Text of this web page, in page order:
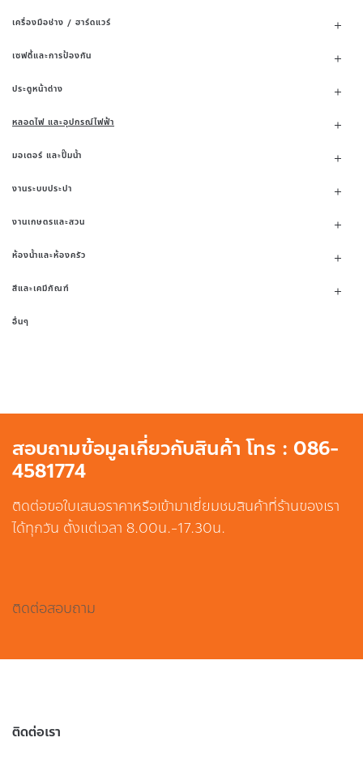
เครื่องมือช่าง / ฮาร์ดแวร์
เซฟตี้และการป้องกัน
ประตูหน้าต่าง
หลอดไฟ และอุปกรณ์ไฟฟ้า
มอเตอร์ และปั๊มน้ำ
งานระบบประปา
งานเกษตรและสวน
ห้องน้ำและห้องครัว
สีและเคมีภัณฑ์
อื่นๆ
สอบถามข้อมูลเกี่ยวกับสินค้า โทร : 086-
4581774
ติดต่อขอใบเสนอราคาหรือเข้ามาเยี่ยมชมสินค้าที่ร้านของเรา
ได้ทุกวัน ตั้งแต่เวลา 8.00น.-17.30น.
ติดต่อสอบถาม
ติดต่อเรา